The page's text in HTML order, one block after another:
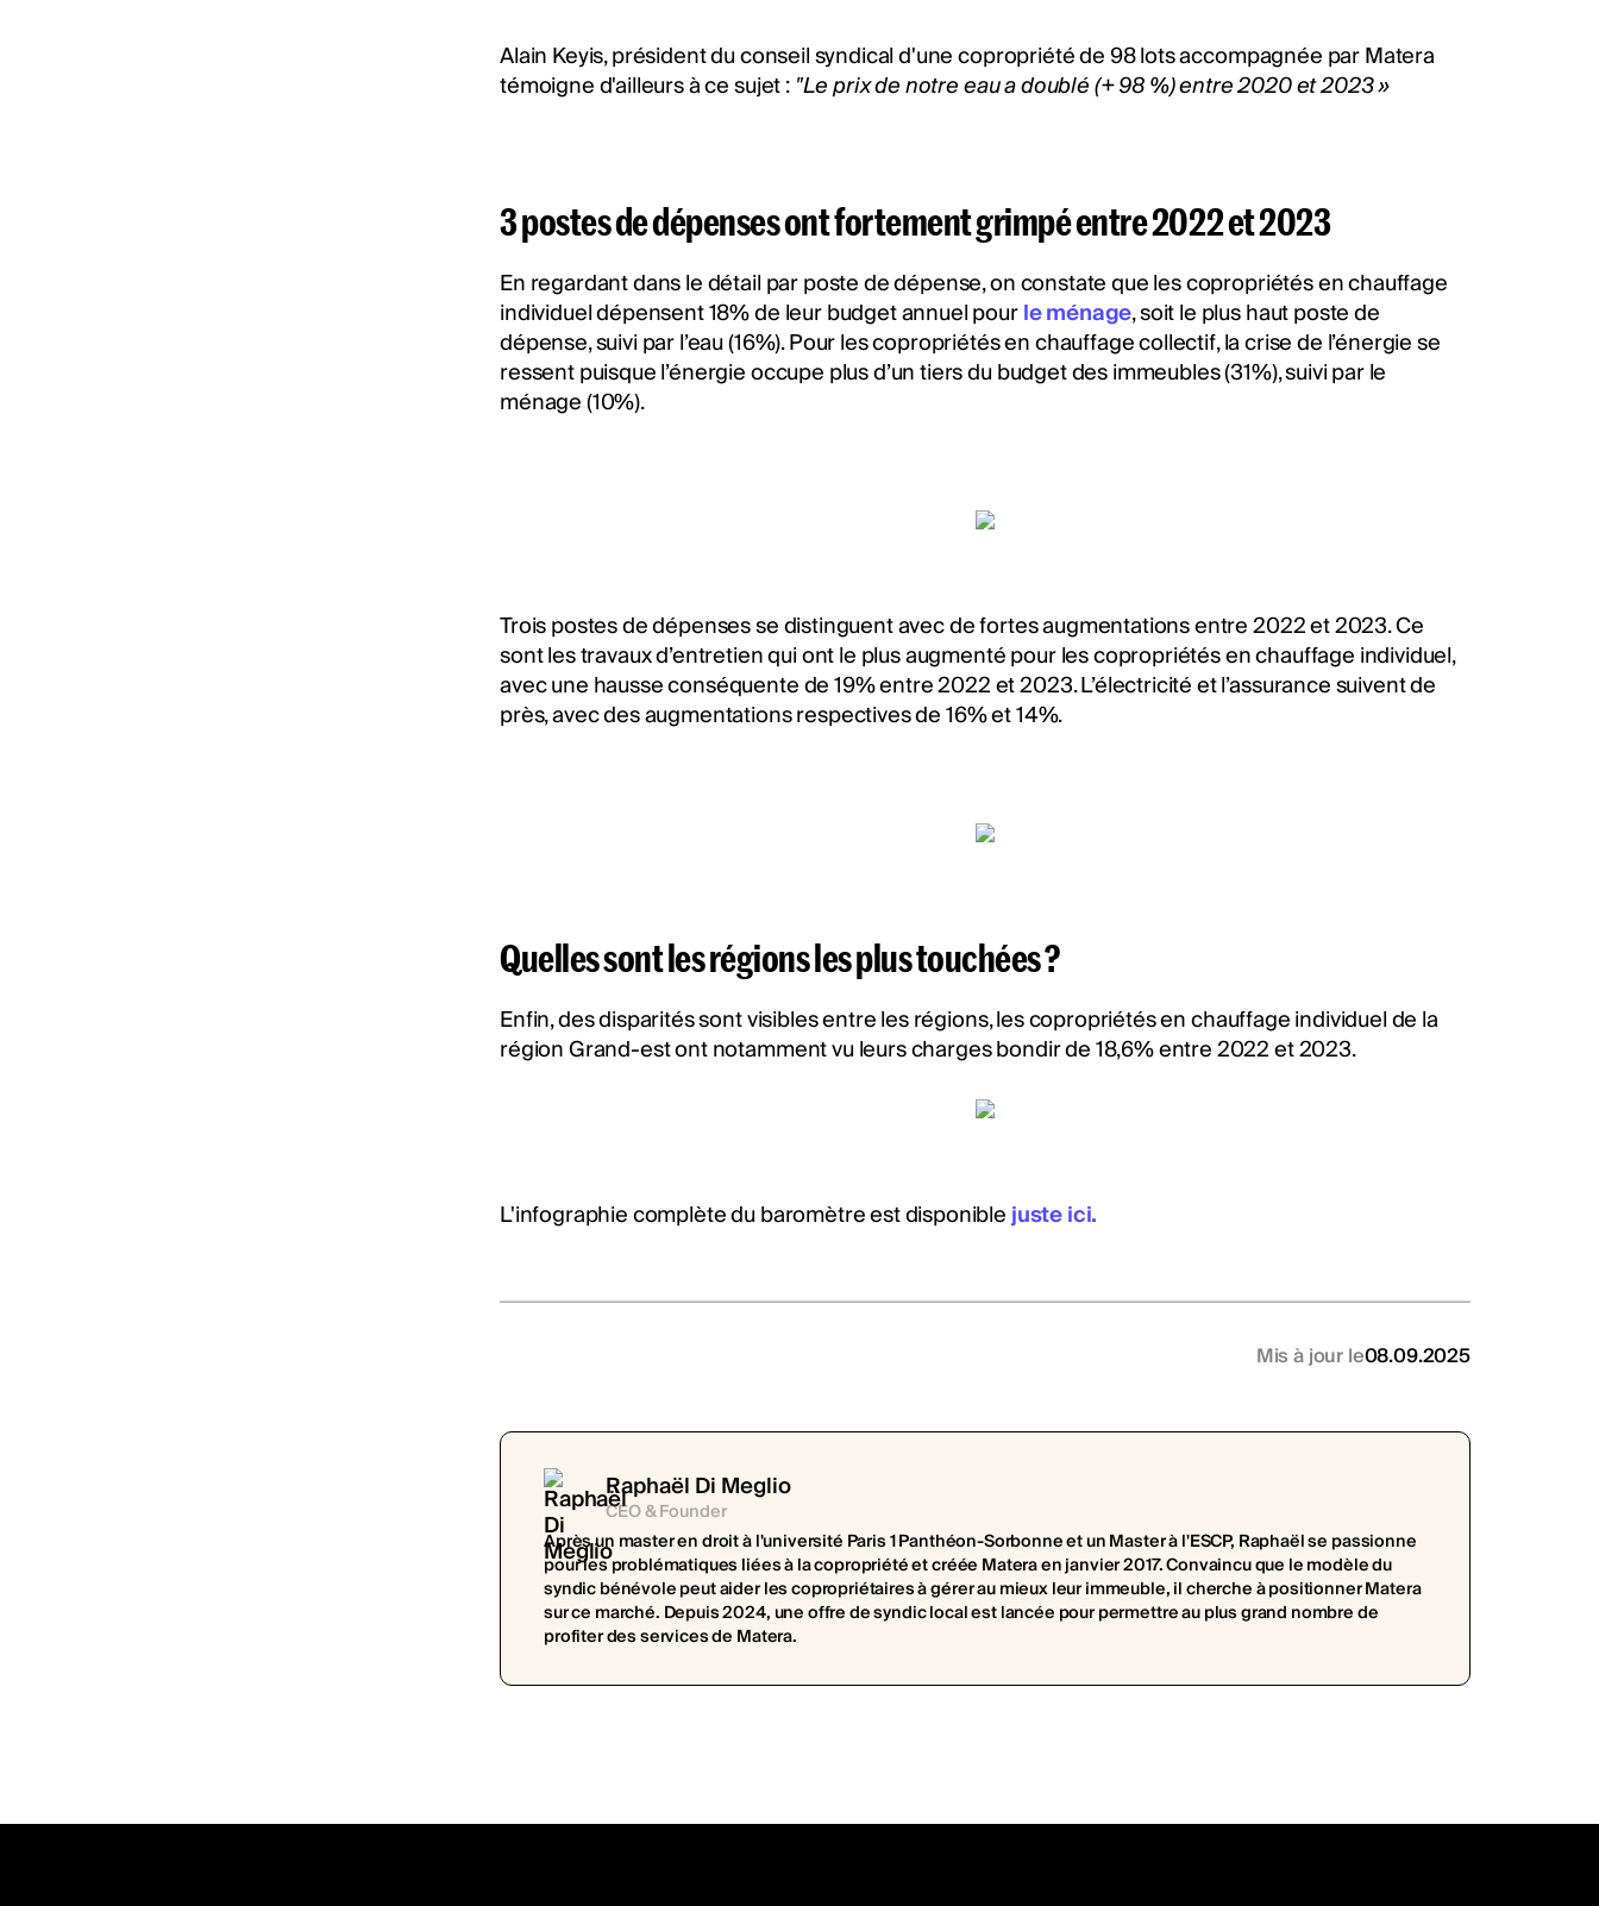
Alain Keyis, président du conseil syndical d'une copropriété de 98 lots accompagnée par Matera
témoigne d'ailleurs à ce sujet :"Le prix de notre eau a doublé (+ 98 %) entre 2020 et 2023 »
3 postes de dépenses ont fortement grimpé entre 2022 et 2023
En regardant dans le détail par poste de dépense, on constate que les copropriétés en chauffage
individuel dépensent 18% de leur budget annuel pourle ménage, soit le plus haut poste de
dépense, suivi par l’eau (16%). Pour les copropriétés en chauffage collectif, la crise de l’énergie se
ressent puisque l’énergie occupe plus d’un tiers du budget des immeubles (31%), suivi par le
ménage (10%).
Trois postes de dépenses se distinguent avec de fortes augmentations entre 2022 et 2023. Ce
sont les travaux d’entretien qui ont le plus augmenté pour les copropriétés en chauffage individuel,
avec une hausse conséquente de 19% entre 2022 et 2023. L’électricité et l’assurance suivent de
près, avec des augmentations respectives de 16% et 14%.
Quelles sont les régions les plus touchées ?
Enfin, des disparités sont visibles entre les régions, les copropriétés en chauffage individuel de la
région Grand-est ont notamment vu leurs charges bondir de 18,6% entre 2022 et 2023.
L'infographie complète du baromètre est disponiblejuste ici.
Mis à jour le08.09.2025
Raphaël Di Meglio
CEO & Founder
Après un master en droit à l'université Paris 1 Panthéon-Sorbonne et un Master à l'ESCP, Raphaël se passionne
pour les problématiques liées à la copropriété et créée Matera en janvier 2017. Convaincu que le modèle du
syndic bénévole peut aider les copropriétaires à gérer au mieux leur immeuble, il cherche à positionner Matera
sur ce marché. Depuis 2024, une offre de syndic local est lancée pour permettre au plus grand nombre de
profiter des services de Matera.